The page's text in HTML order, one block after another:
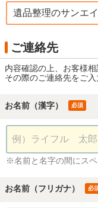
遺品整理のサンエ
ご連絡先
内容確認の上、お客様
その際のご連絡先をご入
お名前（漢字） 必須
※名前と名字の間にス
お名前（フリガナ） 必